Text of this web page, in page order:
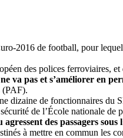
2016 de football, pour
des polices ferroviaires,
va pas et s’améliorer en
(PAF).
dizaine de fonctionnaires du
de l’École nationale de
des passagers sous
à mettre en commun les